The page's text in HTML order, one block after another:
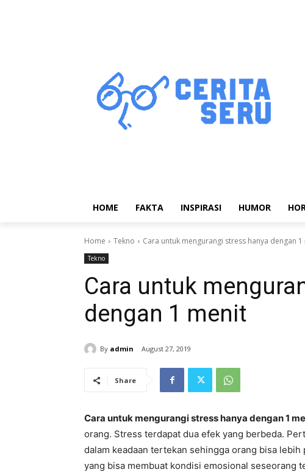
HOME FAKTA INSPIRASI HUMOR
Home Tekno Cara untuk mengurangi stress hanya dengan
Tekno
Cara untuk
dengan 1 menit
By admin August 27, 2019
Share
Cara untuk mengurangi stress hanya dengan 1
orang. Stress terdapat dua efek yang berbeda.
dalam keadaan tertekan sehingga orang bisa
yang bisa membuat kondisi emosional seseorang